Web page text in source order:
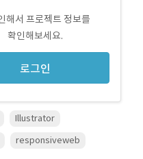
해서 프로젝트 정보를
확인해보세요.
로그인
Illustrator
responsiveweb